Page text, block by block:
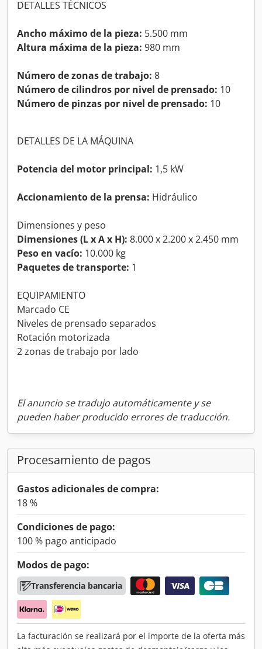
DETALLES TÉCNICOS
Ancho máximo de la pieza: 5.500 mm
Altura máxima de la pieza: 980 mm
Número de zonas de trabajo: 8
Número de cilindros por nivel de prensado: 10
Número de pinzas por nivel de prensado: 10
DETALLES DE LA MÁQUINA
Potencia del motor principal: 1,5 kW
Accionamiento de la prensa: Hidráulico
Dimensiones y peso
Dimensiones (L x A x H): 8.000 x 2.200 x 2.450 mm
Peso en vacío: 10.000 kg
Paquetes de transporte: 1
EQUIPAMIENTO
Marcado CE
Niveles de prensado separados
Rotación motorizada
2 zonas de trabajo por lado
El anuncio se tradujo automáticamente y se
pueden haber producido errores de traducción.
Procesamiento de pagos
Gastos adicionales de compra:
18 %
Condiciones de pago:
100 % pago anticipado
Modos de pago:
Transferencia bancaria
La facturación se realizará por el importe de la oferta más